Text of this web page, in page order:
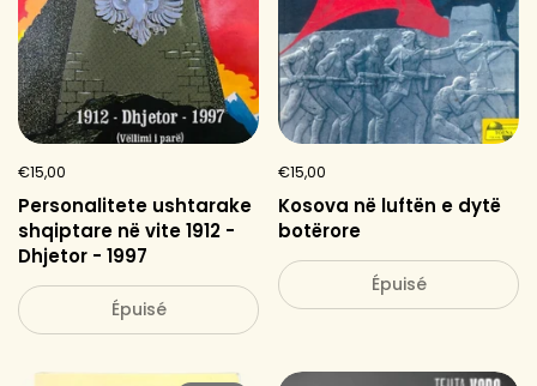
€15,00
Personalitete ushtarake
shqiptare në vite 1912 -
Dhjetor - 1997
Épuisé
€15,00
Kosova në luftën e dytë
botërore
Épuisé